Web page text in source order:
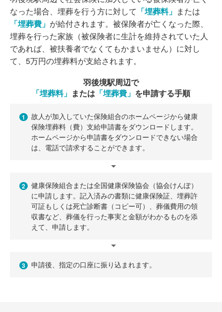
なった場合、埋葬を行う方に対して 「埋葬料」 または
「埋葬費」 が給付されます。被保険者が亡くなった際、
埋葬を行った家族（被保険者に生計を維持されていた人
であれば、被扶養者でなくてもかまいません）に対し
て、5万円の埋葬料が支給されます。
羽後境駅周辺で
「埋葬料」 または 「埋葬費」 を申請する手順
1
故人が加入していた保険組合のホームページから健康
保険埋葬料（費）支給申請書をダウンロードします。
ホームページから申請書をダウンロードできない場合
は、電話で請求することができます。
2
健康保険組合または全国健康保険協会（協会けんぽ）
に申請します。記入済みの書類に健康保険証、埋葬許
可証もしくは死亡診断書（コピー可）、葬儀費用の領
収書など、葬儀を行った事実と金額がわかるものを添
えて、申請します。
3 申請後、指定の口座に振り込まれます。